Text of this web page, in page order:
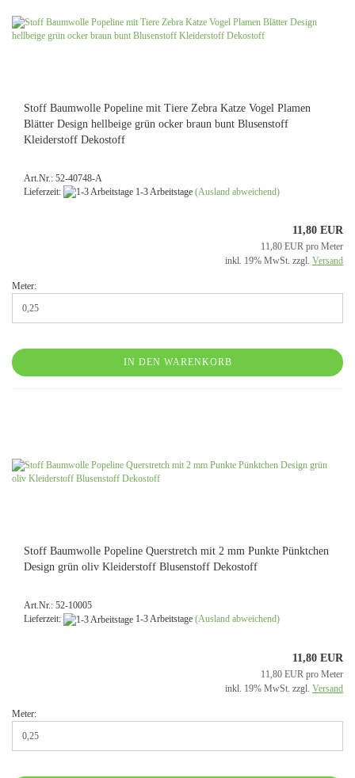
Stoff Baumwolle Popeline mit Tiere Zebra Katze Vogel Plamen
Blätter Design hellbeige grün ocker braun bunt Blusenstoff
Kleiderstoff Dekostoff
Art.Nr.: 52-40748-A
Lieferzeit:
1-3 Arbeitstage (Ausland abweichend)
11,80 EUR
11,80 EUR pro Meter
inkl. 19% MwSt. zzgl. Versand
Meter:
IN DEN WARENKORB
Stoff Baumwolle Popeline Querstretch mit 2 mm Punkte Pünktchen
Design grün oliv Kleiderstoff Blusenstoff Dekostoff
Art.Nr.: 52-10005
Lieferzeit:
1-3 Arbeitstage (Ausland abweichend)
11,80 EUR
11,80 EUR pro Meter
inkl. 19% MwSt. zzgl. Versand
Meter: